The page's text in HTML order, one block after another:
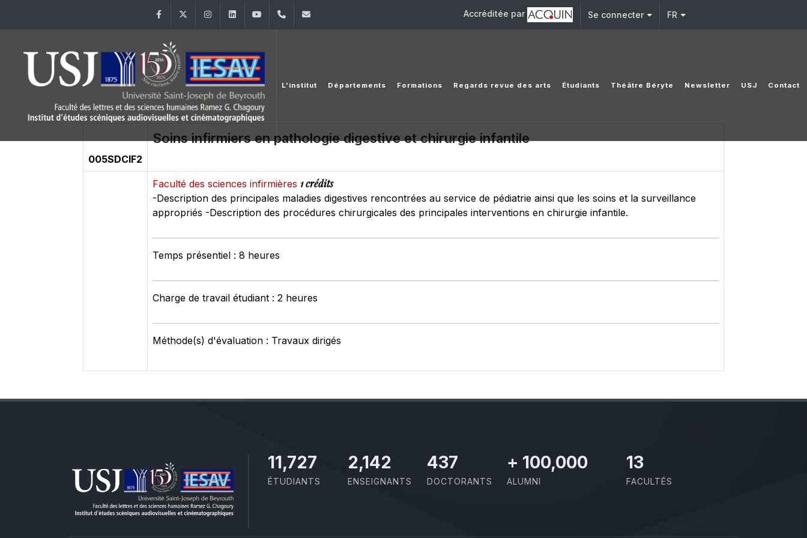
FacebookTwitter InstagramLinkedInYouTube+961 (1) 421 530 Accréditée par Se connecter FR
L'institut Départements Formations Regards revue des arts Étudiants Théâtre Béryte Newsletter USJ Contact
005SDCIF2
Soins infirmiers en pathologie digestive et chirurgie infantile
Faculté des sciences infirmières 1 crédits
-Description des principales maladies digestives rencontrées au service de pédiatrie ainsi que les soins et la surveillance
appropriés -Description des procédures chirurgicales des principales interventions en chirurgie infantile.
Temps présentiel : 8 heures
Charge de travail étudiant : 2 heures
Méthode(s) d'évaluation : Travaux dirigés
11,727
ÉTUDIANTS
2,142
ENSEIGNANTS
437
DOCTORANTS
+ 100,000
ALUMNI
13
FACULTÉS